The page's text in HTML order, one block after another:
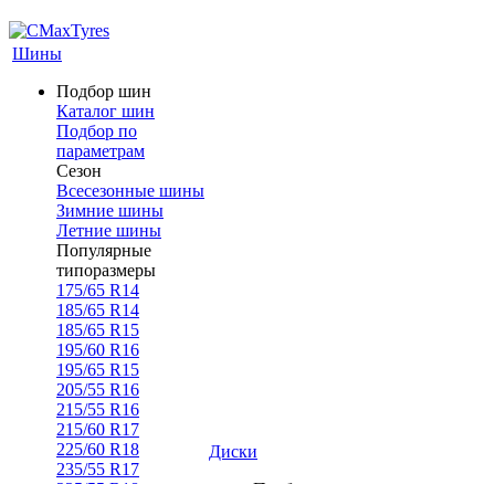
Шины
Подбор шин
Каталог шин
Подбор по
параметрам
Сезон
Всесезонные шины
Зимние шины
Летние шины
Популярные
типоразмеры
175/65 R14
185/65 R14
185/65 R15
195/60 R16
195/65 R15
205/55 R16
215/55 R16
215/60 R17
225/60 R18
235/55 R17
Диски